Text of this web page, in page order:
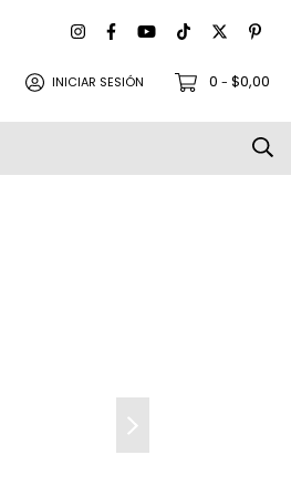
INICIAR SESIÓN 0 - $0,00